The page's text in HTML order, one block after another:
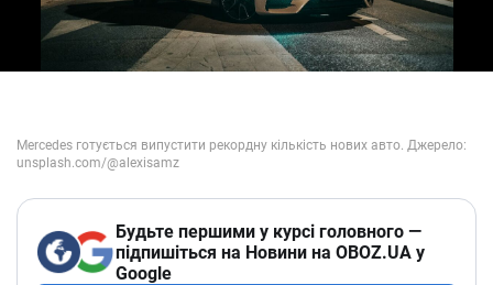
Будьте першими у курсі головного —
підпишіться на Новини на OBOZ.UA у
Google